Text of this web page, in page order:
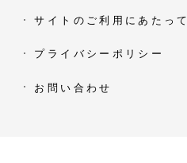
サイトのご利用にあたって
プライバシーポリシー
お問い合わせ